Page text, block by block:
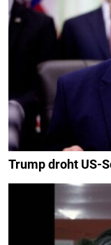
Trump droht US-